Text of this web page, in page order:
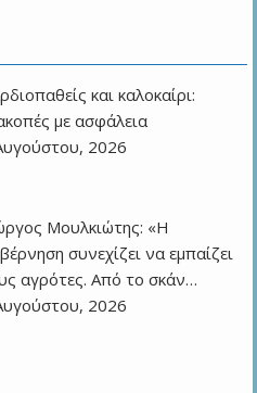
και καλοκαίρι:
με ασφάλεια
2026
Μουλκιώτης: «Η
συνεχίζει να εμπαίζει
αγρότες. Από το σκάν…
2026